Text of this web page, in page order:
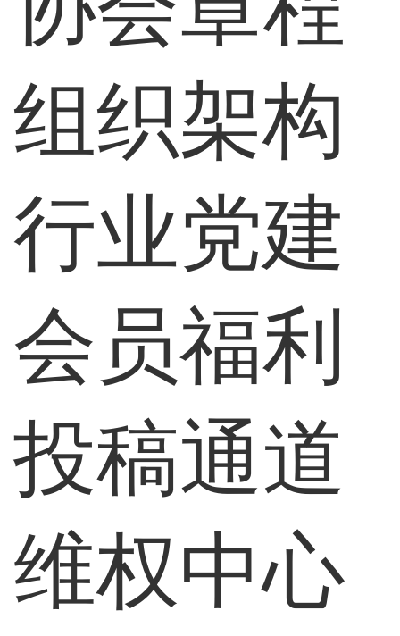
组织架构
行业党建
会员福利
投稿通道
维权中心